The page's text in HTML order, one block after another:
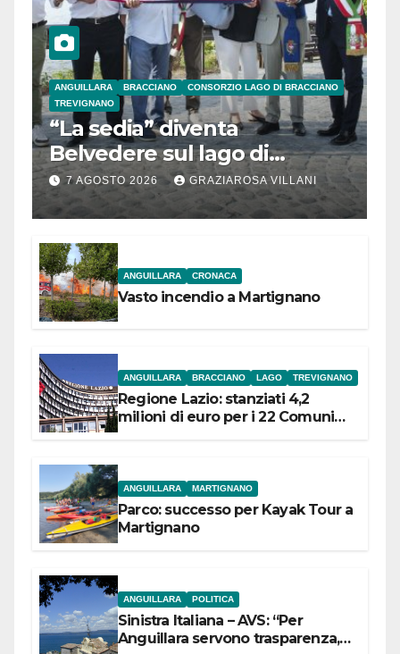
ANGUILLARA BRACCIANO
CONSORZIO LAGO DI BRACCIANO
TREVIGNANO
“La sedia” diventa
Belvedere sul lago di
Bracciano: ieri
l’inaugurazione
7 AGOSTO 2026 GRAZIAROSA VILLANI
ANGUILLARA CRONACA
Vasto incendio a Martignano
ANGUILLARA BRACCIANO LAGO TREVIGNANO
Regione Lazio: stanziati 4,2
milioni di euro per i 22 Comuni
ANGUILLARA MARTIGNANO
Parco: successo per Kayak Tour a
Martignano
ANGUILLARA POLITICA
Sinistra Italiana – AVS: “Per
Anguillara servono trasparenza,